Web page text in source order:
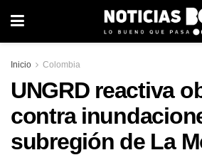
Inicio Colombia
UNGRD reactiva
contra
subregión de La